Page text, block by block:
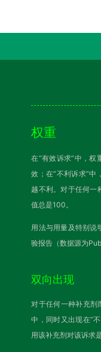
权重
在“有效诉求”中，权
效；在“不利诉求”中
越不利。对于任何一
值总是100。
用法与用量及特别说
验报告（数据源为
双向出现
对于任何一种补充剂
中，同时又出现在“
用该补充剂对该诉求